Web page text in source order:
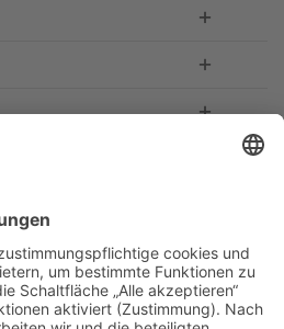
Mehrwertsteuer, inkl.